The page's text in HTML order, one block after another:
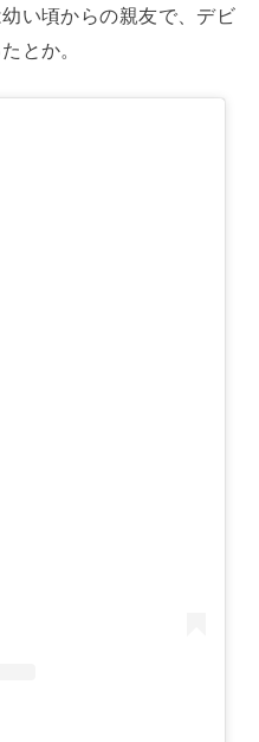
い頃からの親友で、デビ
とか。